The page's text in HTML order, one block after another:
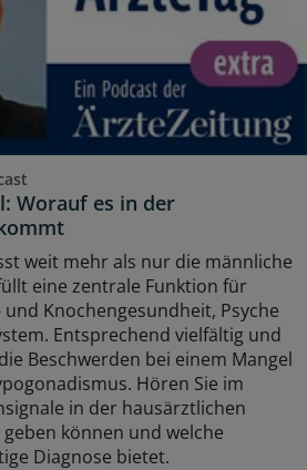
Worauf es in der
weit mehr als nur die männliche
eine zentrale Funktion für
Knochengesundheit, Psyche
Entsprechend vielfältig und
Beschwerden bei einem Mangel
Hören Sie im
in der hausärztlichen
können und welche
Diagnose bietet.